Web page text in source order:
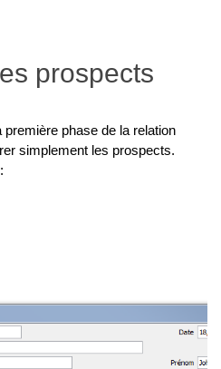
prospects
phase de la relation
simplement les prospects.